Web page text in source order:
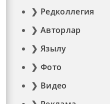
Редколлегия
Авторлар
Язылу
Фото
Видео